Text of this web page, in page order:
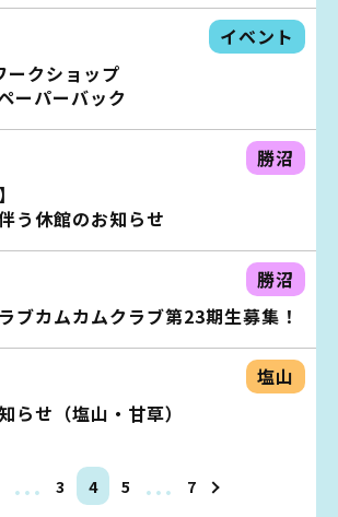
イベント
ークショップ
ーパーバック
勝沼
う休館のお知らせ
勝沼
ブカムカムクラブ第23期生募集！
塩山
らせ（塩山・甘草）
… 3 4 5 … 7
キャラクター
かい